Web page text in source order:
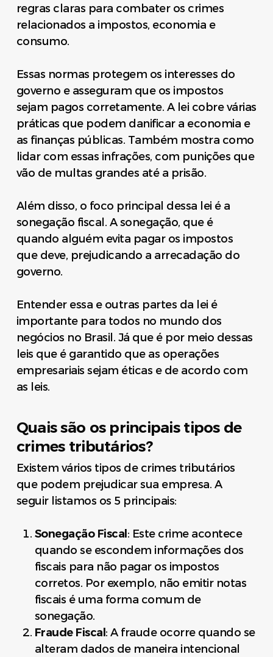
regras claras para combater os crimes
relacionados a impostos, economia e
consumo.
Essas normas protegem os interesses do
governo e asseguram que os impostos
sejam pagos corretamente. A lei cobre várias
práticas que podem danificar a economia e
as finanças públicas. Também mostra como
lidar com essas infrações, com punições que
vão de multas grandes até a prisão.
Além disso, o foco principal dessa lei é a
sonegação fiscal. A sonegação, que é
quando alguém evita pagar os impostos
que deve, prejudicando a arrecadação do
governo.
Entender essa e outras partes da lei é
importante para todos no mundo dos
negócios no Brasil. Já que é por meio dessas
leis que é garantido que as operações
empresariais sejam éticas e de acordo com
as leis.
Quais são os principais tipos de
crimes tributários?
Existem vários tipos de crimes tributários
que podem prejudicar sua empresa. A
seguir listamos os 5 principais:
Sonegação Fiscal : Este crime acontece
quando se escondem informações dos
fiscais para não pagar os impostos
corretos. Por exemplo, não emitir notas
fiscais é uma forma comum de
sonegação.
Fraude Fiscal : A fraude ocorre quando se
alteram dados de maneira intencional